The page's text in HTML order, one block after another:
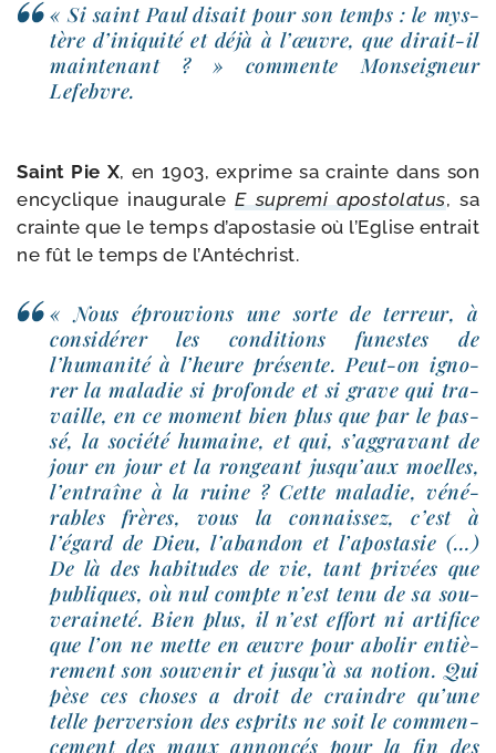
« Si saint Paul disait pour son temps : le mys­
tère d’iniquité et déjà à l’œuvre, que dirait-​il
main­te­nant ? » com­mente Monseigneur
Lefebvre.
Saint Pie X, en 1903, exprime sa crainte dans son
ency­clique inau­gu­rale E supre­mi apos­to­la­tus, sa
crainte que le temps d’apostasie où l’Eglise entrait
ne fût le temps de l’Antéchrist.
« Nous éprou­vions une sorte de ter­reur, à
consi­dé­rer les condi­tions funestes de
l’humanité à l’heure pré­sente. Peut-​on igno­
rer la mala­die si pro­fonde et si grave qui tra­
vaille, en ce moment bien plus que par le pas­
sé, la socié­té humaine, et qui, s’aggravant de
jour en jour et la ron­geant jusqu’aux moelles,
l’entraîne à la ruine ? Cette mala­die, véné­
rables frères, vous la connais­sez, c’est à
l’égard de Dieu, l’abandon et l’apostasie (…)
De là des habi­tudes de vie, tant pri­vées que
publiques, où nul compte n’est tenu de sa sou­
ve­rai­ne­té. Bien plus, il n’est effort ni arti­fice
que l’on ne mette en œuvre pour abo­lir entiè­
re­ment son sou­ve­nir et jusqu’à sa notion. Qui
pèse ces choses a droit de craindre qu’une
telle per­ver­sion des esprits ne soit le com­men­
ce­ment des maux annon­cés pour la fin des